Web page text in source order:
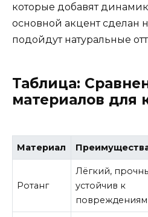
которые добавят
основной акцент сделан
подойдут натуральные
Таблица:
материалов для
Материал
Ротанг
Лёгкий,
устойчив к
повреждениям